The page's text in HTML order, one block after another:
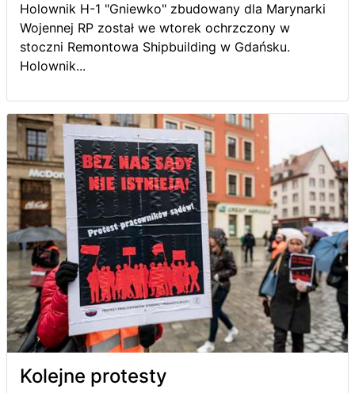
Holownik H-1 "Gniewko" zbudowany dla Marynarki
Wojennej RP został we wtorek ochrzczony w
stoczni Remontowa Shipbuilding w Gdańsku.
Holownik...
Kolejne protesty